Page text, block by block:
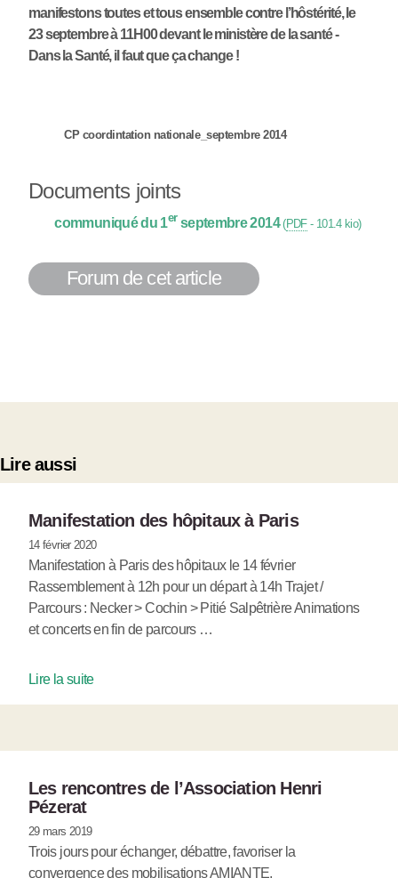
manifestons toutes et tous ensemble contre l’hôstérité, le
23 septembre à 11H00 devant le ministère de la santé -
Dans la Santé, il faut que ça change !
CP coordintation nationale_septembre 2014
Documents joints
communiqué du 1er septembre 2014 (PDF- 101.4 kio)
Forum de cet article
Lire aussi
Manifestation des hôpitaux à Paris
14 février 2020
Manifestation à Paris des hôpitaux le 14 février
Rassemblement à 12h pour un départ à 14h Trajet /
Parcours : Necker > Cochin > Pitié Salpêtrière Animations
et concerts en fin de parcours …
Lire la suite
Les rencontres de l’Association Henri
Pézerat
29 mars 2019
Trois jours pour échanger, débattre, favoriser la
convergence des mobilisations AMIANTE,